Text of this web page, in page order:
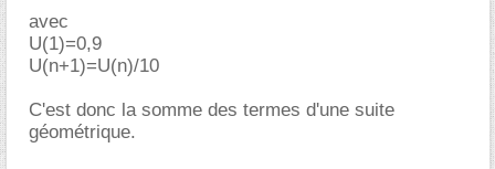
avec
U(1)=0,9
U(n+1)=U(n)/10
C'est donc la somme des termes d'une suite
géométrique.